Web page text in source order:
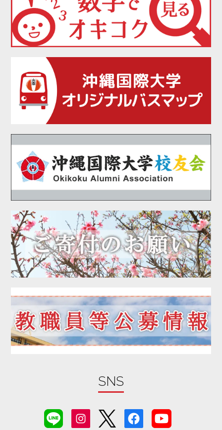
2021年06月
2021年05月
2021年04月
2021年02月
2021年01月
2020年12月
2020年11月
2020年09月
2020年08月
2020年07月
2020年06月
2020年05月
2020年04月
2020年03月
2020年02月
2020年01月
2019年11月
2019年10月
2019年09月
2019年08月
2019年04月
2019年03月
SNS